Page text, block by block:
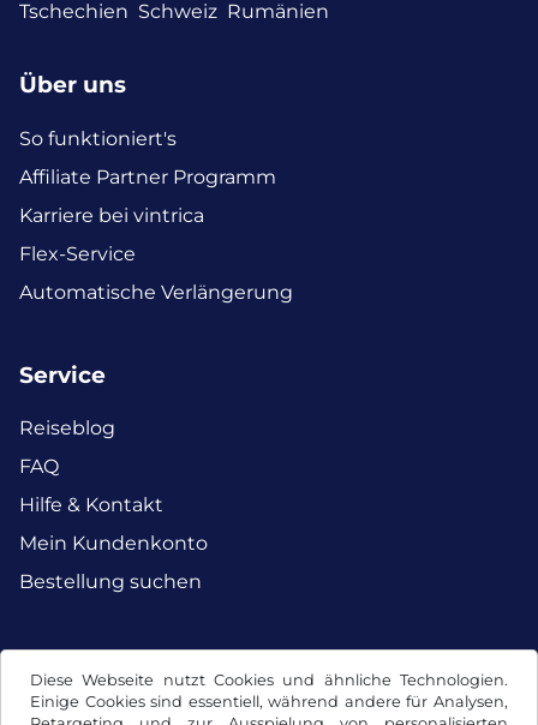
Diese Webseite nutzt Cookies und ähnliche Technologien.
Einige Cookies sind essentiell, während andere für Analysen,
Tschechien Schweiz Rumänien
Über uns
So funktioniert's
Affiliate Partner Programm
Karriere bei vintrica
Flex-Service
Automatische Verlängerung
Service
Reiseblog
FAQ
Hilfe & Kontakt
Mein Kundenkonto
Bestellung suchen
Facebook Instagram